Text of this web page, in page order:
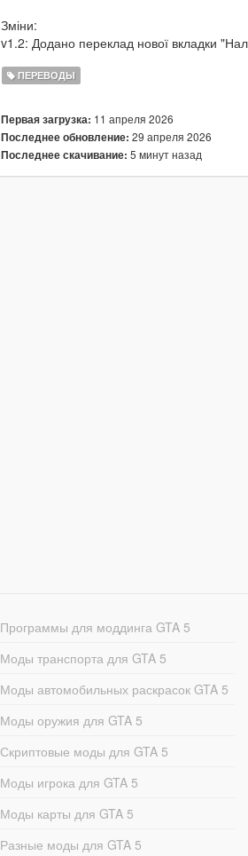
Зміни:
v1.2: Додано переклад нової вкладки
ПЕРЕВОДЫ
Первая загрузка: 11 апреля 2026
Последнее обновление: 29 апреля 2026
Последнее скачивание: 5 минут назад
Программы для моддинга GTA 5
Моды транспорта для GTA 5
Моды автомобильных раскрасок GTA 5
Моды оружия для GTA 5
Скриптовые моды для GTA 5
Моды игрока для GTA 5
Моды карты для GTA 5
Разные моды для GTA 5